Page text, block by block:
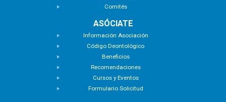
Comités
ASÓCIATE
Información Asociación
Código Deontológico
Beneficios
Recomendaciones
Cursos y Eventos
Formulario Solicitud